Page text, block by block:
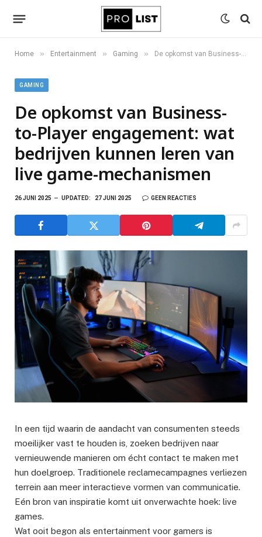
Home » Entertainment » Gaming » De opkomst van Business-to-Player engagement: wat bedrijven kunnen leren van live game-mechanismen
GAMING
De opkomst van Business-
to-Player engagement: wat
bedrijven kunnen leren van
live game-mechanismen
26 JUNI 2025 UPDATED: 27 JUNI 2025 GEEN REACTIES
In een tijd waarin de aandacht van consumenten steeds
moeilijker vast te houden is, zoeken bedrijven naar
vernieuwende manieren om écht contact te maken met
hun doelgroep. Traditionele reclamecampagnes verliezen
terrein aan meer interactieve vormen van communicatie.
Eén bron van inspiratie komt uit onverwachte hoek: live
games.
Wat ooit begon als entertainment voor gamers is